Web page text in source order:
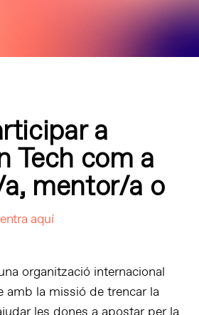
a
Tech com a
mentor/a o
entra aquí
organització internacional
amb la missió de trencar la